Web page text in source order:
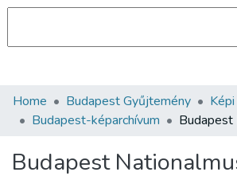
Communities & Collections
Statistics
Home Budapest Gyűjtemény
Budapest-képarchívum
Budapest